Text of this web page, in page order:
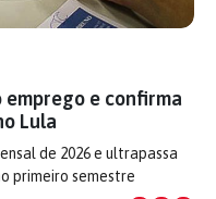
e confirma
Lula
de 2026 e ultrapassa
primeiro semestre